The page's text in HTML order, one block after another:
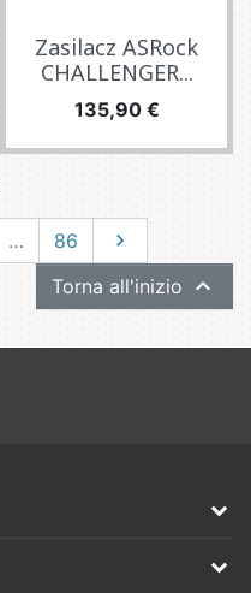
Zasilacz ASRock
CHALLENGER...
Prezzo
135,90 €
… 86 Successivo

Torna all'inizio 